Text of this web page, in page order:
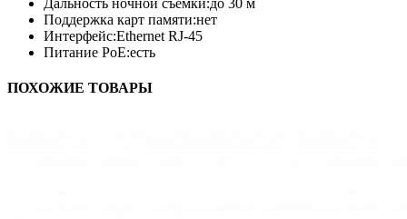
Поддержка карт памяти:нет
Интерфейс:Ethernet RJ-45
Питание PoE:есть
ПОХОЖИЕ ТОВАРЫ